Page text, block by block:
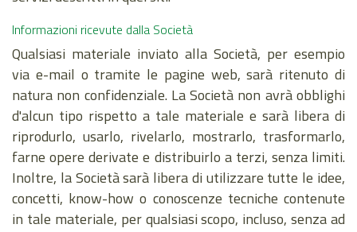
Informazioni ricevute dalla Società
Qualsiasi materiale inviato alla Società, per esempio
via e-mail o tramite le pagine web, sarà ritenuto di
natura non confidenziale. La Società non avrà obblighi
d'alcun tipo rispetto a tale materiale e sarà libera di
riprodurlo, usarlo, rivelarlo, mostrarlo, trasformarlo,
farne opere derivate e distribuirlo a terzi, senza limiti.
Inoltre, la Società sarà libera di utilizzare tutte le idee,
concetti, know-how o conoscenze tecniche contenute
in tale materiale, per qualsiasi scopo, incluso, senza ad